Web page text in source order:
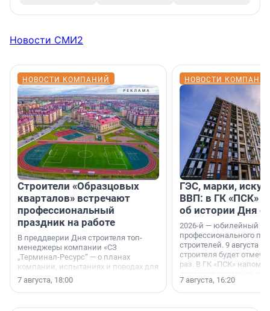
Новости СМИ2
НОВОСТИ КОМПАНИЙ
Строители «Образцовых
кварталов» встречают
профессиональный
праздник на работе
В преддверии Дня строителя топ-
менеджеры компании «СЗ
„Терминал-Ресурс“ — о планах
компании, испытаниях и поводах для
осторожного оптимизма.
7 августа, 18:00
НОВОСТИ
ГЭС, марки,
ВВП: в ГК «ПСК»
об истории Дня
2026-й — юбилейный
профессионального
строителей. 9 августа
строителя будет
раз. В ГК «ПСК»
поменялась роль
7 августа, 16:20